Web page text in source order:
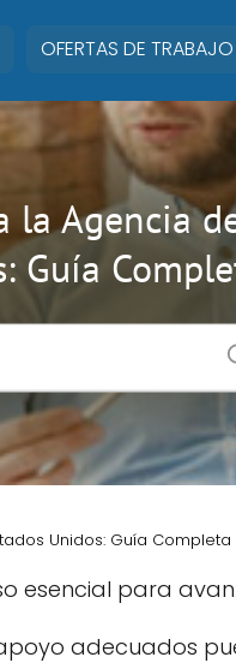
OFERTAS DE TRABAJO
la Agencia
Guía
Unidos: Guía Completa
esencial para
adecuados